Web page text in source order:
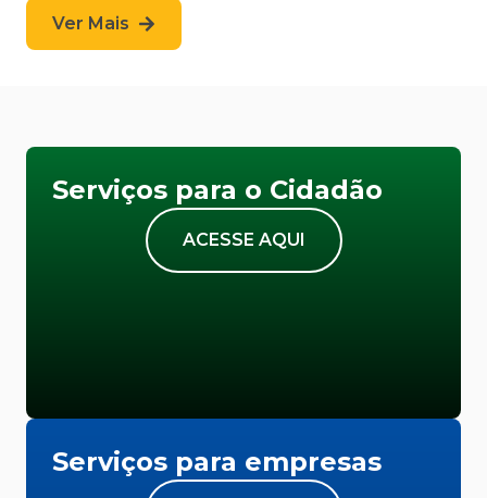
Ver Mais
Serviços para o Cidadão
ACESSE AQUI
Serviços para empresas